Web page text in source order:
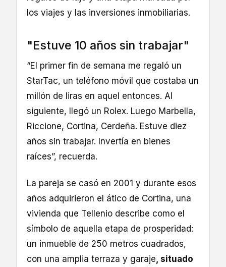
los viajes y las inversiones inmobiliarias.
"Estuve 10 años sin trabajar"
“El primer fin de semana me regaló un
StarTac, un teléfono móvil que costaba un
millón de liras en aquel entonces. Al
siguiente, llegó un Rolex. Luego Marbella,
Riccione, Cortina, Cerdeña. Estuve diez
años sin trabajar. Invertía en bienes
raíces”, recuerda.
La pareja se casó en 2001 y durante esos
años adquirieron el ático de Cortina, una
vivienda que Tellenio describe como el
símbolo de aquella etapa de prosperidad:
un inmueble de 250 metros cuadrados,
con una amplia terraza y garaje , situado